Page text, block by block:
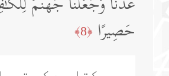
حَصِیرًا ﴿8﴾